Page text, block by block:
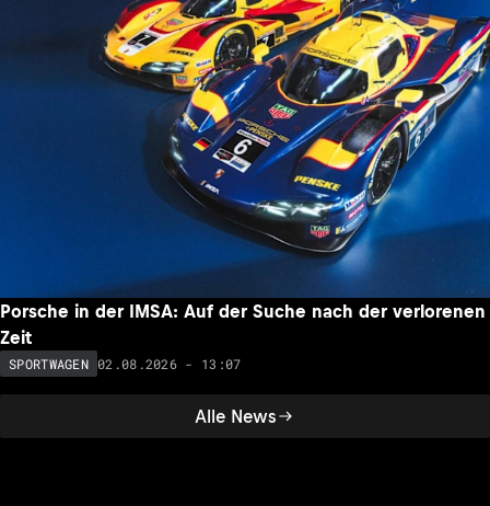
Alle News
Porsche in der IMSA: Auf der Suche nach der verlorenen
Zeit
SPORTWAGEN 02.08.2026 - 13:07